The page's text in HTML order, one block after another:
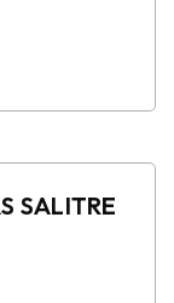
SALITRE